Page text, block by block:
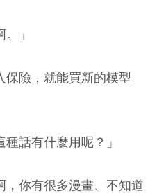
」
險，就能買新的模型
話有什麼用呢？」
你有很多漫畫、不知道